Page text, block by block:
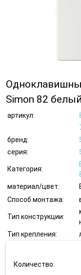
Simon 82 белый
артикул:
бренд:
серия:
Категория:
материал/цвет:
Способ монтажа:
Тип конструкции:
Тип крепления:
Количество: